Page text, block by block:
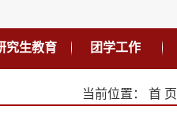
究生教育 团学工作
当前位置： 首 页